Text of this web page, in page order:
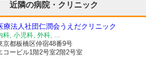
近隣の病院・クリニック
療法人社団仁潤会うえだクリニック
科, 小児科, 外科, ...
京都板橋区仲宿48番9号
コービル1階2号室2階2号室